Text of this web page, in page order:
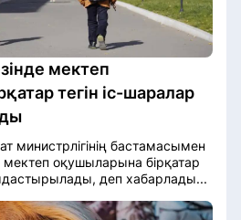
мектеп
тегін іс-шаралар
министрлігінің бастамасымен
мектеп оқушыларына бірқатар
деп хабарлады...